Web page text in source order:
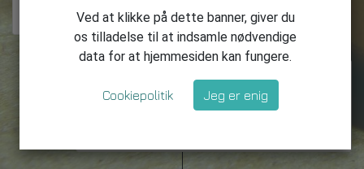
I relation til produkttilpasning:
Minedrift:
Kobber, Zink, Bly, Guld ( Responsible
Ved at klikke på dette banner, giver du
os tilladelse til at indsamle nødvendige
data for at hjemmesiden kan fungere.
Cookiepolitik Jeg er enig